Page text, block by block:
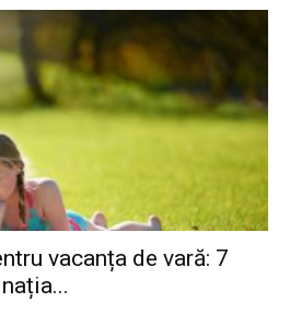
vacanța de vară: 7